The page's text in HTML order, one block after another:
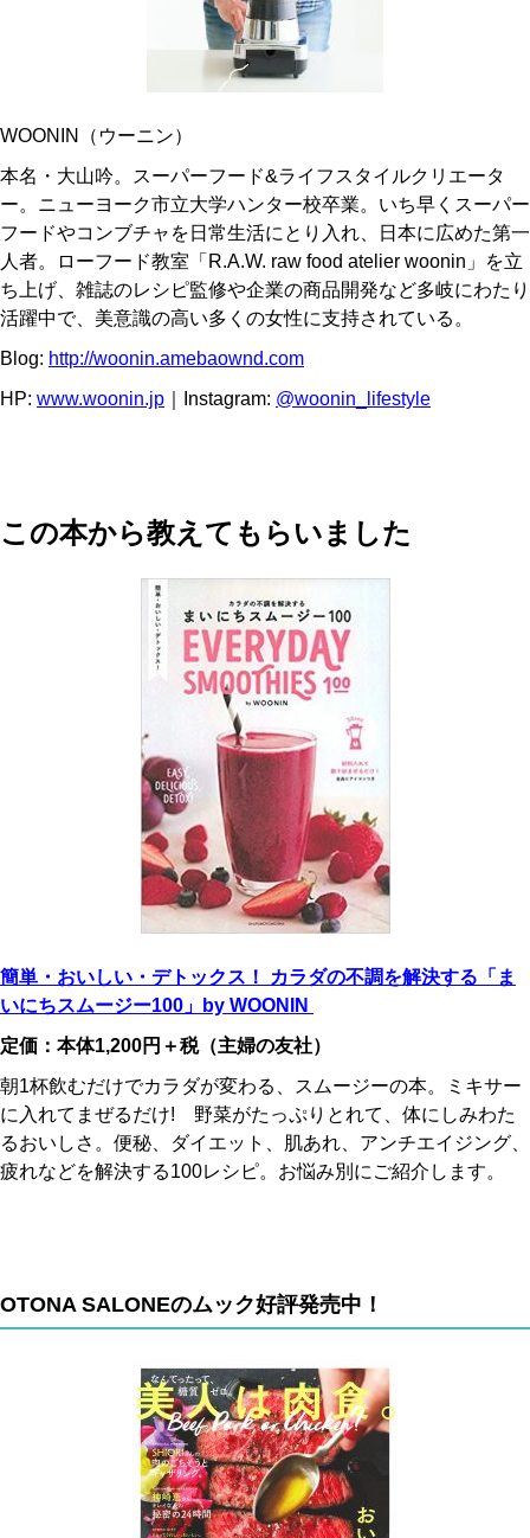
WOONIN
（ウーニン）
本名・大山吟。スーパーフード&ライフスタイルクリエータ
ー。ニューヨーク市立大学ハンター校卒業。いち早くスーパー
フードやコンブチャを日常生活にとり入れ、日本に広めた第一
人者。ローフード教室「R.A.W. raw food atelier woonin」を立
ち上げ、雑誌のレシピ監修や企業の商品開発など多岐にわたり
活躍中で、美意識の高い多くの女性に支持されている。
Blog: http://woonin.amebaownd.com
HP: www.woonin.jp ｜Instagram: @woonin_lifestyle
この本から教えてもらいました
簡単・おいしい・デトックス！ カラダの不調を解決する「ま
いにちスムージー100」
by WOONIN
定価：本体1,200円＋税（主婦の友社）
朝1杯飲むだけでカラダが変わる、スムージーの本。ミキサー
に入れてまぜるだけ! 野菜がたっぷりとれて、体にしみわた
るおいしさ。便秘、ダイエット、肌あれ、アンチエイジング、
疲れなどを解決する100レシピ。お悩み別にご紹介します。
OTONA SALONEのムック好評発売中！